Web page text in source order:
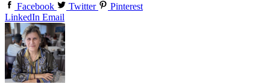
Facebook
Twitter
Pinterest
LinkedIn Email